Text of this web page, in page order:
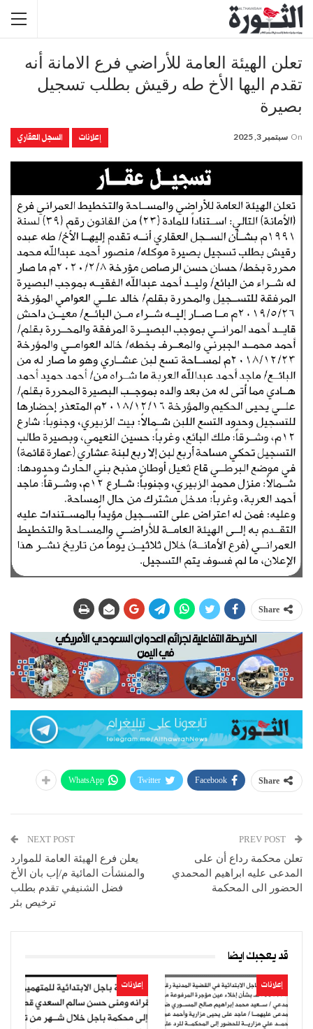
تعلن الهيئة العامة للأراضي فرع الامانة أنه
تقدم اليها الأخ طه رقيش بطلب تسجيل
بصيرة
إعلانات السجل العقاري On سبتمبر 3, 2025
Share
Share
Facebook
Twitter
WhatsApp
تعلن محكمة رداع أن على
المدعى عليه ابراهيم المحمدي
الحضور الى المحكمة
NEXT POST
يعلن فرع الهيئة العامة للموارد
والمنشأت المائية م/إب بان الأخ
فضل الشنيفي تقدم بطلب
ترخيص بئر
قد يعجبك ايضا
إعلانات إعلانات